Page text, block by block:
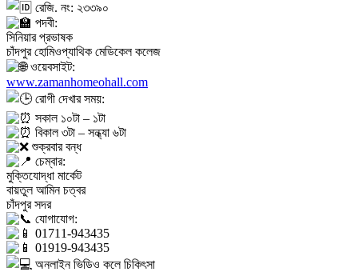
রেজি. নং: ২৩৩৯০
পদবী:
সিনিয়ার প্রভাষক
চাঁদপুর হোমিওপ্যাথিক মেডিকেল কলেজ
ওয়েবসাইট:
www.zamanhomeohall.com
রোগী দেখার সময়:
সকাল ১০টা – ১টা
বিকাল ৩টা – সন্ধ্যা ৬টা
শুক্রবার বন্ধ
চেম্বার:
মুক্তিযোদ্ধা মার্কেট
বায়তুল আমিন চত্বর
চাঁদপুর সদর
যোগাযোগ:
01711-943435
01919-943435
অনলাইন ভিডিও কলে চিকিৎসা